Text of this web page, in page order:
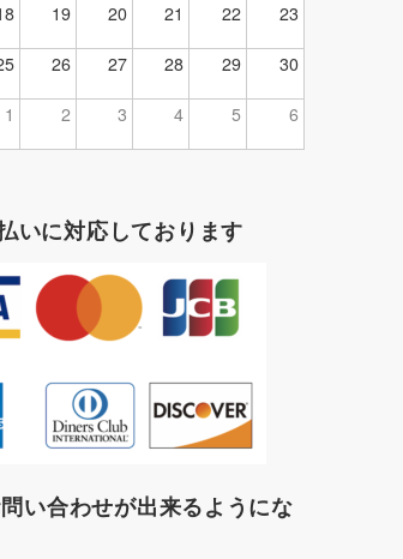
19 20 21 22 23
26 27 28 29 30
1 2 3 4 5 6
いに対応しております
い合わせが出来るようにな